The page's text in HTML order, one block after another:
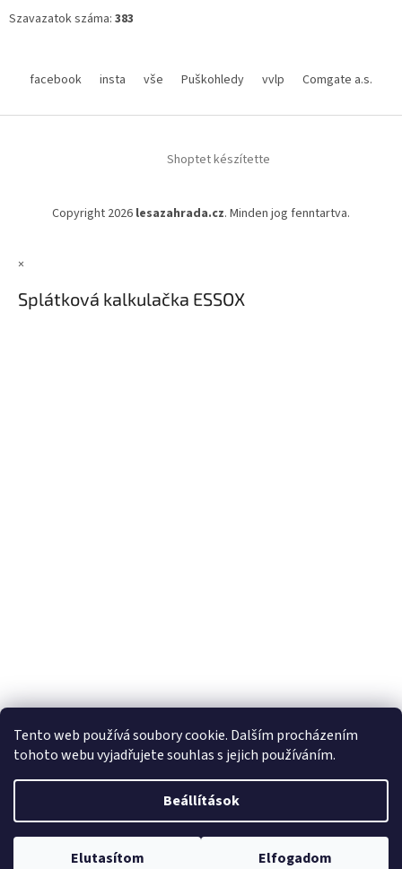
Tento web používá soubory cookie. Dalším procházením
tohoto webu vyjadřujete souhlas s jejich používáním.
Beállítások
Elutasítom Elfogadom
Szavazatok száma: 383
facebook insta vše Puškohledy vvlp Comgate a.s.
Shoptet készítette
Copyright 2026 lesazahrada.cz. Minden jog fenntartva.
×
Splátková kalkulačka ESSOX